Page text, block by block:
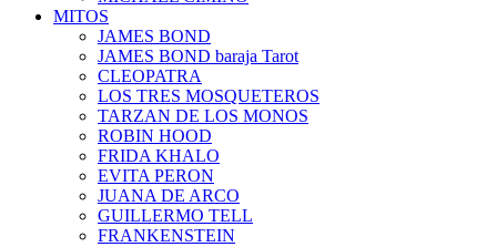
MITOS
JAMES BOND
JAMES BOND baraja Tarot
CLEOPATRA
LOS TRES MOSQUETEROS
TARZAN DE LOS MONOS
ROBIN HOOD
FRIDA KHALO
EVITA PERON
JUANA DE ARCO
GUILLERMO TELL
FRANKENSTEIN